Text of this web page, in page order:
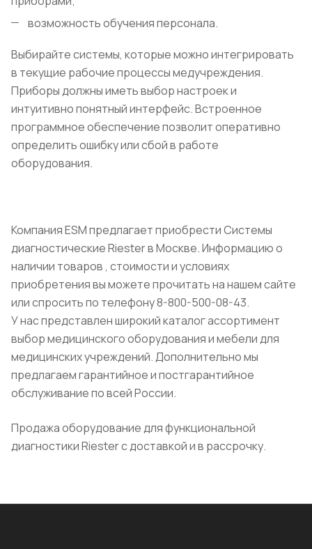
возможность обучения персонала.
Выбирайте системы, которые можно интегрировать
в текущие рабочие процессы медучреждения.
Приборы должны иметь выбор настроек и
интуитивно понятный интерфейс. Встроенное
программное обеспечение позволит оперативно
определить ошибку или сбой в работе
оборудования.
Компания ESM предлагает приобрести Системы
диагностические Riester в Москве. Информацию о
наличии товаров , стоимости и условиях
приобретения вы можете прочитать на нашем сайте
или спросить по телефону 8-800-500-08-43.
У нас представлен широкий каталог ассортимент
выбор медицинского оборудования и мебели для
медицинских учреждений. Дополнительно мы
предлагаем гарантийное и постгарантийное
обслуживание по всей России.
Продажа оборудование для функциональной
диагностики Riester с доставкой и в рассрочку.